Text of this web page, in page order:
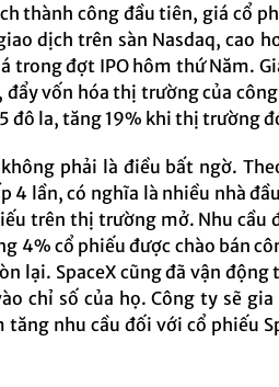
thành công đầu tiên, giá cổ
dịch trên sàn Nasdaq, cao
trong đợt IPO hôm thứ Năm.
đẩy vốn hóa thị trường của
đô la, tăng 19% khi thị trường
phải là điều bất ngờ.
4 lần, có nghĩa là nhiều nhà
trên thị trường mở. Nhu cầu
4% cổ phiếu được chào bán
lại. SpaceX cũng đã vận
chỉ số của họ. Công ty sẽ
nhu cầu đối với cổ phiếu